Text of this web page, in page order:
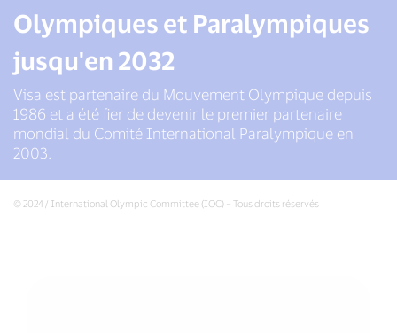
Olympiques et Paralympiques
jusqu'en 2032
Visa est partenaire du Mouvement Olympique depuis
1986 et a été fier de devenir le premier partenaire
mondial du Comité International Paralympique en
2003.
© 2024 / International Olympic Committee (IOC) – Tous droits réservés